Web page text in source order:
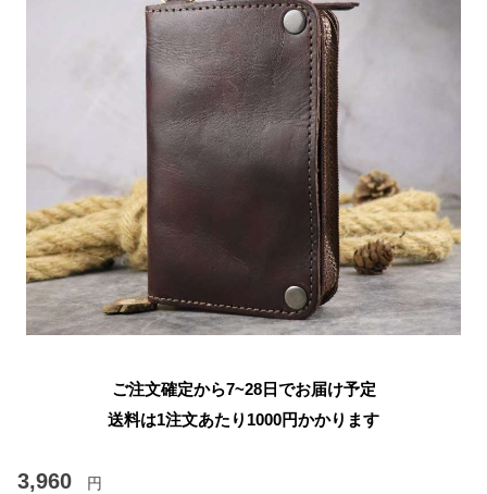
ご注文確定から7~28日でお届け予定
送料は1注文あたり 1000円かかります
3,960 円